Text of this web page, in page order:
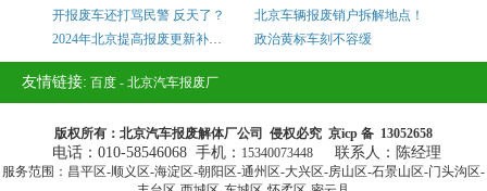
开报废车还打骂民警 反天了？
北京车辆报废销户拆解地点！
2024年北京提高报废更新补贴标准
政治黄标车刻不容缓
友情链接: 百度 - 北京汽车报废厂
版权所有：北京汽车报废解体厂公司 侵权必究 京icp 备 13052658
电话：010-58546068 手机： 15340073448 联系人：陈经理
服务范围：昌平区-顺义区-海淀区-朝阳区-通州区-大兴区-房山区-石景山区-门头沟区-